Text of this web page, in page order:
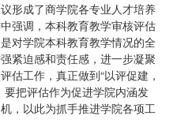
形成了商学院各专业人才培养
强调，本科教育教学审核评估
对学院本科教育教学情况的全
紧迫感和责任感，进一步凝聚
估工作，真正做到“以评促建，
要把评估作为促进学院内涵发
，以此为抓手推进学院各项工